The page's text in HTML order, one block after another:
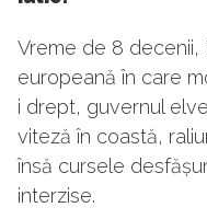
Vreme de 8 decenii,
europeană în care
i drept, guvernul
viteză în coastă,
însă cursele
interzise.